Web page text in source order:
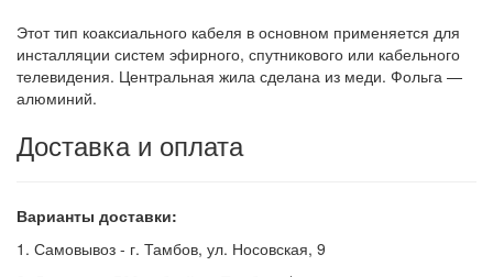
Этот тип коаксиального кабеля в основном применяется для
инсталляции систем эфирного, спутникового или кабельного
телевидения. Центральная жила сделана из меди. Фольга —
алюминий.
Доставка и оплата
Варианты доставки:
1. Самовывоз - г. Тамбов, ул. Носовская, 9